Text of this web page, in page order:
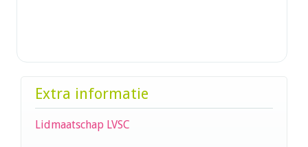
Extra informatie
Lidmaatschap LVSC